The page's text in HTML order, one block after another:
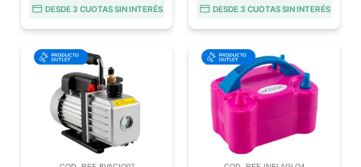
DESDE 3 CUOTAS SIN INTERÉS DESDE 3 CUOTAS SIN INTERÉS